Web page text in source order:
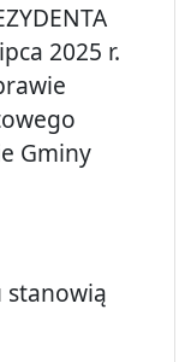
2025 r.
Gminy
stanowią